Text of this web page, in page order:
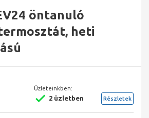
öntanuló
heti
Üzleteinkben:
2 üzletben Részletek